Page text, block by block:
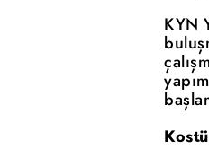
KYN